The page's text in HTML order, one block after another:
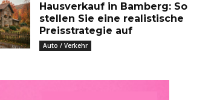
Hausverkauf in Bamberg: So
stellen Sie eine realistische
Preisstrategie auf
Auto / Verkehr